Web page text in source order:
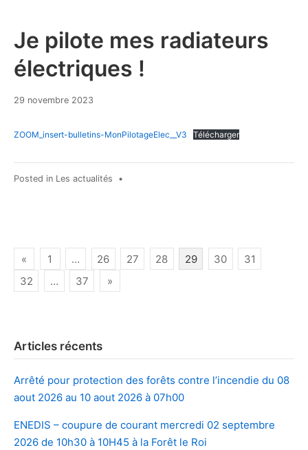
Je pilote mes radiateurs
électriques !
29 novembre 2023
ZOOM_insert-bulletins-MonPilotageElec__V3 Télécharger
Posted in Les actualités •
Pagination
des
« 1 … 26 27 28 29 30
31
32
… 37 »
Articles récents
Arrêté pour protection des forêts contre l’incendie du 08
aout 2026 au 10 aout 2026 à 07h00
ENEDIS – coupure de courant mercredi 02 septembre
2026 de 10h30 à 10H45 à la Forêt le Roi